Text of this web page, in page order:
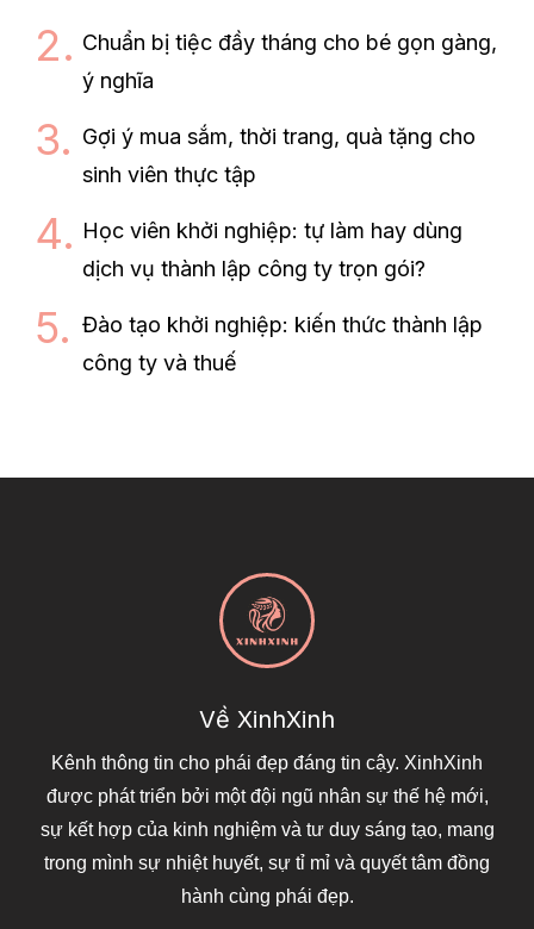
Chuẩn bị tiệc đầy tháng cho bé gọn gàng,
ý nghĩa
Gợi ý mua sắm, thời trang, quà tặng cho
sinh viên thực tập
Học viên khởi nghiệp: tự làm hay dùng
dịch vụ thành lập công ty trọn gói?
Đào tạo khởi nghiệp: kiến thức thành lập
công ty và thuế
Về XinhXinh
Kênh thông tin cho phái đẹp đáng tin cậy. XinhXinh
được phát triển bởi một đội ngũ nhân sự thế hệ mới,
sự kết hợp của kinh nghiệm và tư duy sáng tạo, mang
trong mình sự nhiệt huyết, sự tỉ mỉ và quyết tâm đồng
hành cùng phái đẹp.